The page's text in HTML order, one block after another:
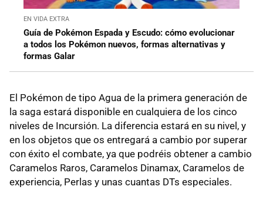
EN VIDA EXTRA
Guía de Pokémon Espada y Escudo: cómo evolucionar
a todos los Pokémon nuevos, formas alternativas y
formas Galar
El Pokémon de tipo Agua de la primera generación de
la saga estará disponible en cualquiera de los cinco
niveles de Incursión. La diferencia estará en su nivel, y
en los objetos que os entregará a cambio por superar
con éxito el combate, ya que podréis obtener a cambio
Caramelos Raros, Caramelos Dinamax, Caramelos de
experiencia, Perlas y unas cuantas DTs especiales.